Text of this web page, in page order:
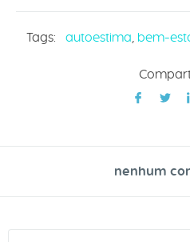
Tags: autoestima bem-
nenhum